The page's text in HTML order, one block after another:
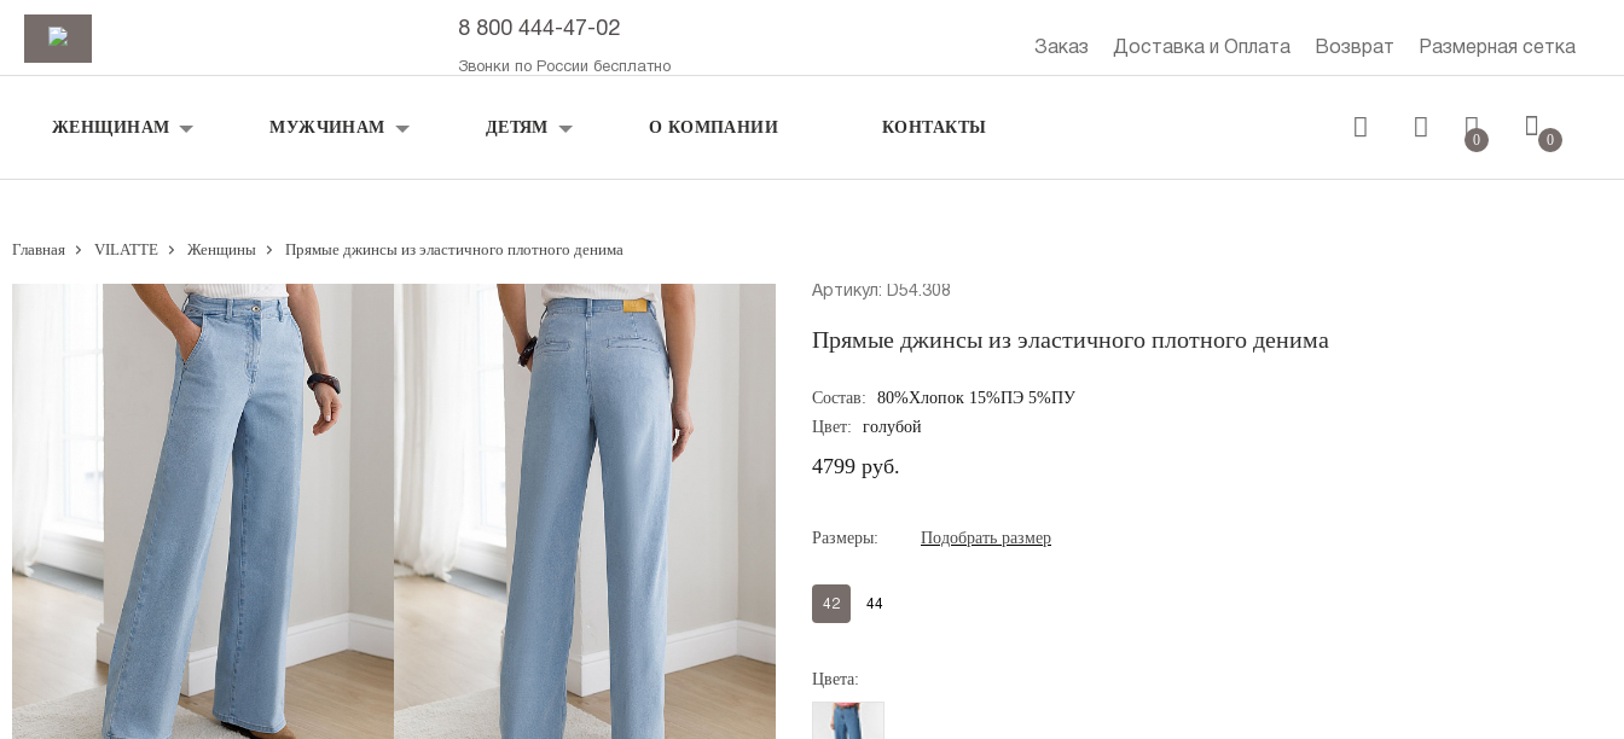
8 800 444-47-02
Звонки по России бесплатно
Заказ Доставка и Оплата Возврат Размерная сетка
ЖЕНЩИНАМ МУЖЧИНАМ ДЕТЯМ О КОМПАНИИ КОНТАКТЫ
0 0
Главная VILATTE Женщины Прямые джинсы из эластичного плотного денима
Артикул: D54.308
Прямые джинсы из эластичного плотного денима
Состав:
80%Хлопок 15%ПЭ 5%ПУ
Цвет:
голубой
4799 руб.
Размеры: Подобрать размер
42 44
Цвета: